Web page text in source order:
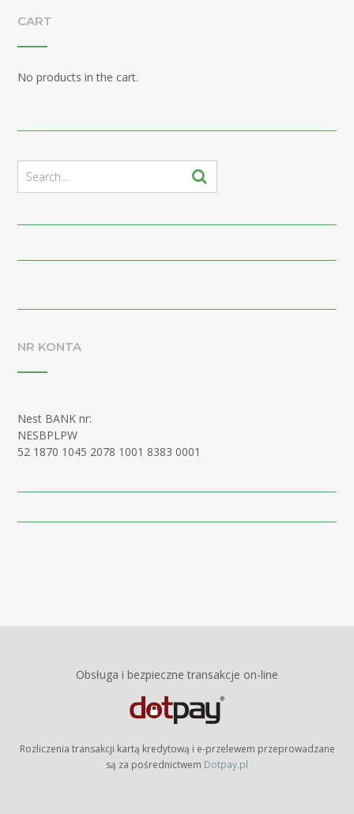
CART
No products in the cart.
NR KONTA
Nest BANK nr:
NESBPLPW
52 1870 1045 2078 1001 8383 0001
Obsługa i bezpieczne transakcje on-line
Rozliczenia transakcji kartą kredytową i e-przelewem przeprowadzane
są za pośrednictwem Dotpay.pl